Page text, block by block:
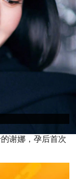
谢娜，孕后首次